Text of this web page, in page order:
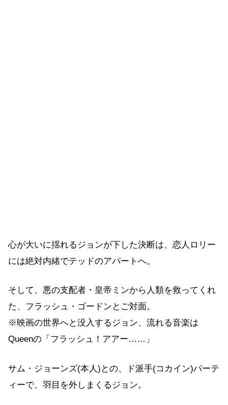
心が大いに揺れるジョンが下した決断は、恋人ロリー
には絶対内緒でテッドのアパートへ。
そして、悪の支配者・皇帝ミンから人類を救ってくれ
た、フラッシュ・ゴードンとご対面。
※映画の世界へと没入するジョン、流れる音楽は
Queenの「フラッシュ！アアー……」
サム・ジョーンズ(本人)との、ド派手(コカイン)パーテ
ィーで、羽目を外しまくるジョン。